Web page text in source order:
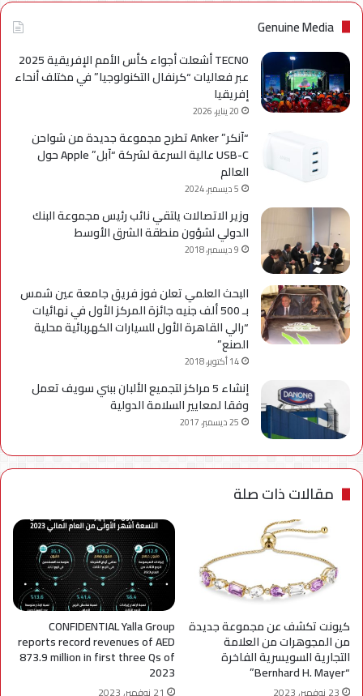
Genuine Media
TECNO أشعلت أجواء كأس الأمم الإفريقية 2025
عبر فعاليات “كرنفال التكنولوجيا” في مختلف أنحاء
إفريقيا
20 يناير، 2026
“آنكر” Anker تطرح مجموعة جديدة من شواحن
USB-C عالية السرعة لشركة “آبل” Apple حول
العالم
5 ديسمبر، 2024
وزير الاتصالات يلتقي نائب رئيس مجموعة البنك
الدولي لشؤون منطقة الشرق الأوسط
9 ديسمبر، 2018
البحث العلمي تعلن فوز فريق جامعة عين شمس
بـ 500 ألف جنيه جائزة المركز الأول في نهائيات
“رالي القاهرة الأول للسيارات الكهربائية محلية
الصنع”
14 أكتوبر، 2018
إنشاء 5 مراكز لتجميع الألبان ببني سويف تعمل
وفقا لمعايير السلامة الدولية
25 ديسمبر، 2017
مقالات ذات صلة
كيونت تكشف عن مجموعة جديدة
من المجوهرات من العلامة
التجارية السويسرية الفاخرة
“Bernhard H. Mayer”
23 نوفمبر، 2023
CONFIDENTIAL Yalla Group
reports record revenues of AED
873.9 million in first three Qs of
2023
21 نوفمبر، 2023